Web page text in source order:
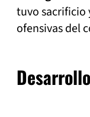
tuvo sacrificio
ofensivas del